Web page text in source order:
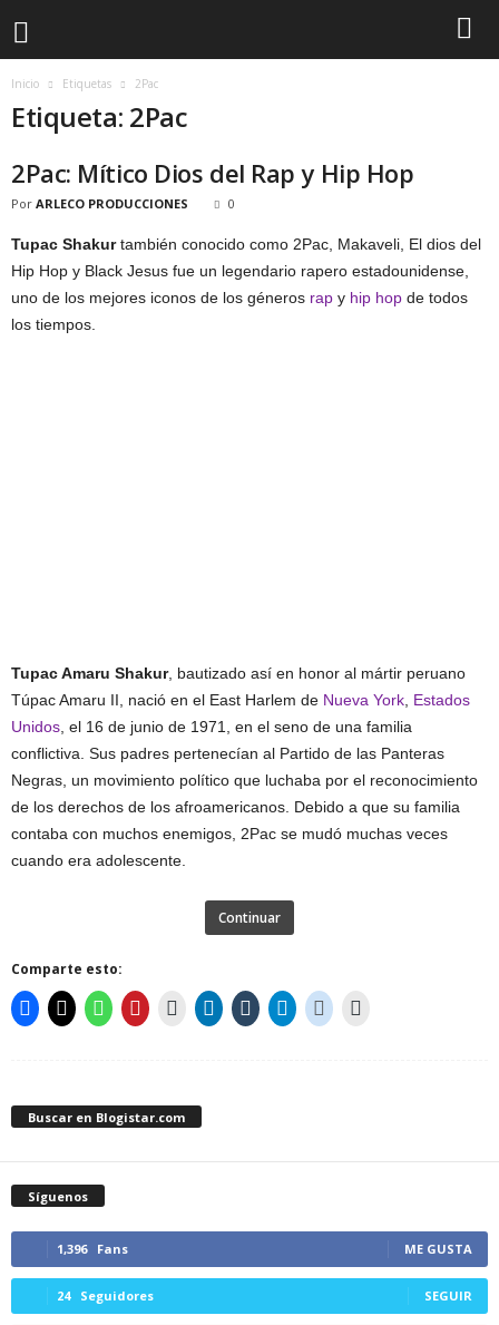
Inicio Etiquetas 2Pac
Etiqueta: 2Pac
2Pac: Mítico Dios del Rap y Hip Hop
Por ARLECO PRODUCCIONES 0
Tupac Shakurtambién conocido como 2Pac, Makaveli, El dios del
Hip Hop y Black Jesus fue un legendario rapero estadounidense,
uno de los mejores iconos de los géneros rap y hip hop de todos
los tiempos.
Tupac Amaru Shakur, bautizado así en honor al mártir peruano
Túpac Amaru II, nació en el East Harlem de Nueva York Estados
Unidos , el 16 de junio de 1971, en el seno de una familia
conflictiva. Sus padres pertenecían al Partido de las Panteras
Negras, un movimiento político que luchaba por el reconocimiento
de los derechos de los afroamericanos. Debido a que su familia
contaba con muchos enemigos, 2Pac se mudó muchas veces
cuando era adolescente.
Continuar
Comparte esto:
Buscar en Blogistar.com
Síguenos
1,396 Fans ME GUSTA
24 Seguidores SEGUIR